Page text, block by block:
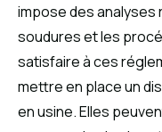
impose des analyses
soudures et les
satisfaire à ces
mettre en place un
en usine. Elles